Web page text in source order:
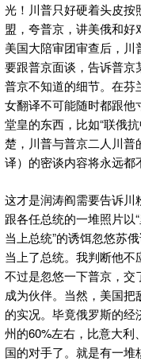
光！川普只好硬着头皮按
盟，夸普京，讲美俄和
美国大陪审团审查后，
要跟普京面谈，告诉普京
普京不知道的细节。在芬
女翻译不可能随时都跟
堂皇的东西，比如“联俄
楚，川普与普京二人川
译）的密谈内容将永远都
这才是润涛阎需要告诉川
跟各任总统的一堆照片以
当上总统”的诱饵忽悠苏
当上了总统。我判断他不
不过是忽悠一下普京，
成为伙伴。当然，美国
的实况。毕竟俄罗斯的
州的60%左右，比意大利
国的对手了。就是有一堆